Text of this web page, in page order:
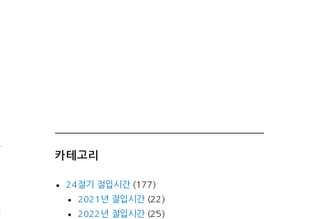
카테고리
24절기 절입시간 (177)
2021년 절입시간(22)
2022년 절입시간(25)